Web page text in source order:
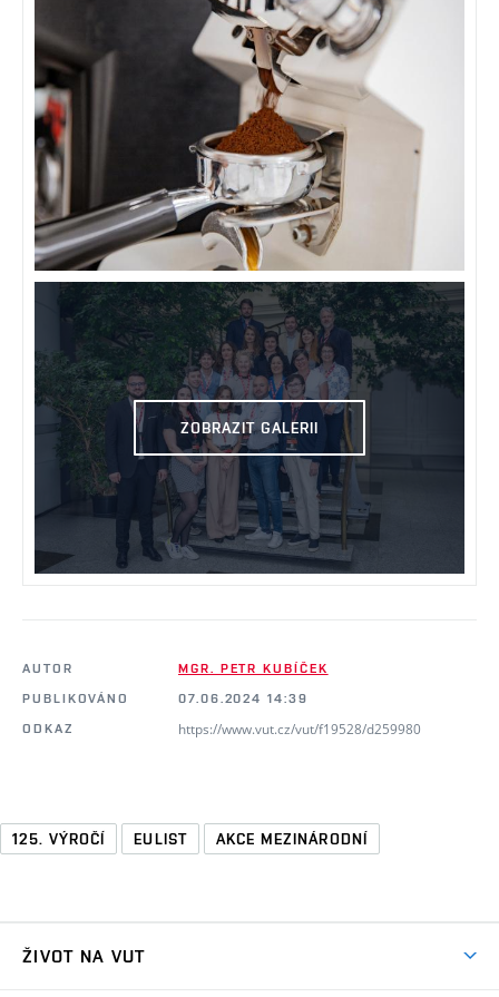
ZOBRAZIT GALERII
AUTOR
MGR. PETR KUBÍČEK
PUBLIKOVÁNO
07.06.2024 14:39
ODKAZ
https://www.vut.cz/vut/f19528/d259980
125. VÝROČÍ EULIST AKCE MEZINÁRODNÍ
ŽIVOT NA VUT